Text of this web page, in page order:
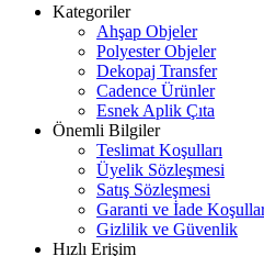
Kategoriler
Ahşap Objeler
Polyester Objeler
Dekopaj Transfer
Cadence Ürünler
Esnek Aplik Çıta
Önemli Bilgiler
Teslimat Koşulları
Üyelik Sözleşmesi
Satış Sözleşmesi
Garanti ve İade
Gizlilik ve Güvenlik
Hızlı Erişim